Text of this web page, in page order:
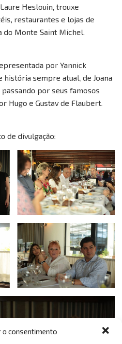
o consentimento
Heslouin, trouxe
restaurantes e lojas de
do Monte Saint Michel.
por Yannick
história sempre atual, de Joana
por seus famosos
Hugo e Gustav de Flaubert.
de divulgação: